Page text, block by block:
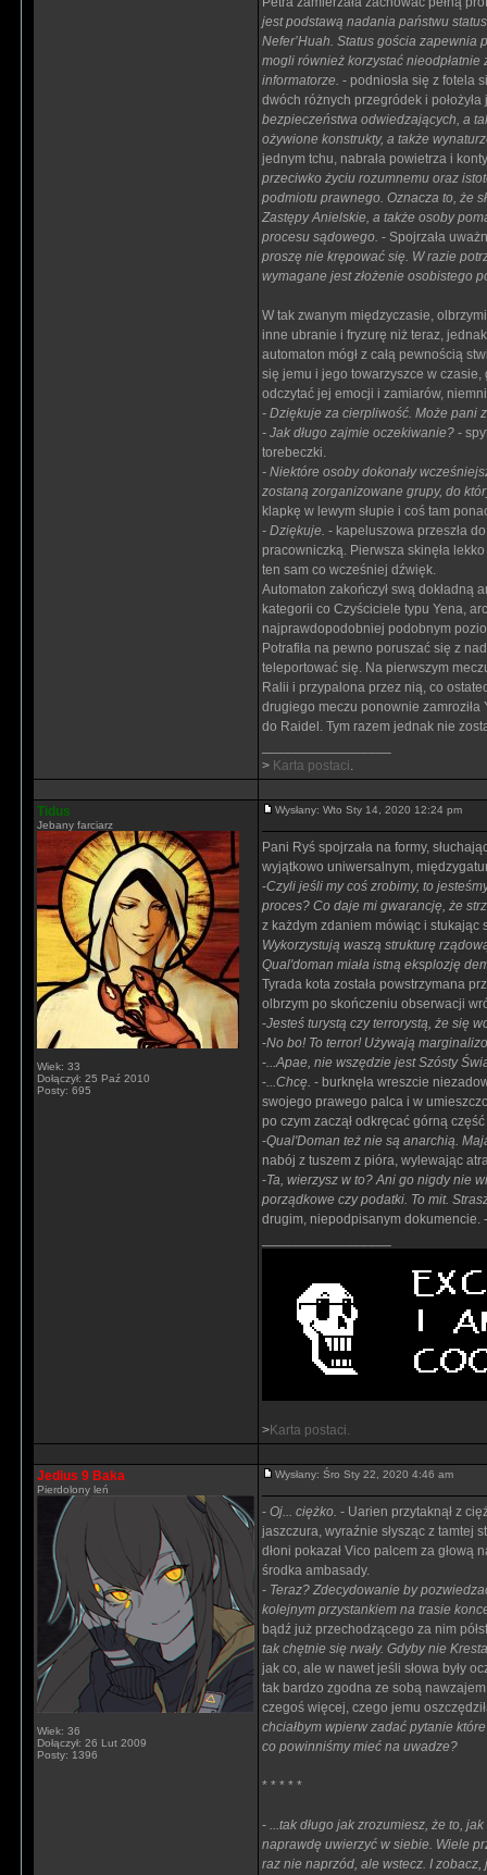
jest podstawą nadania państwu
Nefer’Huah. Status gościa zapewnia
mogli również korzystać nieodpłatnie
informatorze. - podniosła się z fotela
dwóch różnych przegródek i
bezpieczeństwa odwiedzających, a
ożywione konstrukty, a także
jednym tchu, nabrała powietrza i
przeciwko życiu rozumnemu oraz
podmiotu prawnego. Oznacza to, że
Zastępy Anielskie, a także osoby
procesu sądowego. - Spojrzała
proszę nie krępować się. W razie
wymagane jest złożenie osobistego
W tak zwanym międzyczasie,
inne ubranie i fryzurę niż teraz,
automaton mógł z całą pewnością
się jemu i jego towarzyszce w
odczytać jej emocji i zamiarów,
- Dziękuje za cierpliwość. Może pani
- Jak długo zajmie oczekiwanie? -
torebeczki.
- Niektóre osoby dokonały
zostaną zorganizowane grupy, do
klapkę w lewym słupie i coś tam
- Dziękuje. - kapeluszowa przeszła
pracowniczką. Pierwsza skinęła
ten sam co wcześniej dźwięk.
Automaton zakończył swą dokładną
kategorii co Czyściciele typu Yena,
najprawdopodobniej podobnym
Potrafiła na pewno poruszać się z
teleportować się. Na pierwszym
Ralii i przypalona przez nią, co
drugiego meczu ponownie
do Raidel. Tym razem jednak nie
> Karta postaci.
Tidus
Jebany farciarz
Wiek: 33
Dołączył: 25 Paź 2010
Posty: 695
Wysłany: Wto Sty 14, 2020 12:24 pm
Pani Ryś spojrzała na formy,
wyjątkowo uniwersalnym,
-Czyli jeśli my coś zrobimy, to
proces? Co daje mi gwarancję, że
z każdym zdaniem mówiąc i stukając
Wykorzystują waszą strukturę
Qual'doman miała istną eksplozję
Tyrada kota została powstrzymana
olbrzym po skończeniu obserwacji
-Jesteś turystą czy terrorystą, że się
-No bo! To terror! Używają
-...Apae, nie wszędzie jest Szósty
-...Chcę. - burknęła wreszcie
swojego prawego palca i w
po czym zaczął odkręcać górną
-Qual'Doman też nie są anarchią.
nabój z tuszem z pióra, wylewając
-Ta, wierzysz w to? Ani go nigdy nie
porządkowe czy podatki. To mit.
drugim, niepodpisanym dokumencie. -
>Karta postaci.
Jedius 9 Baka
Pierdolony leń
Wiek: 36
Dołączył: 26 Lut 2009
Posty: 1396
Wysłany: Śro Sty 22, 2020 4:46 am
- Oj... ciężko. - Uarien przytaknął z
jaszczura, wyraźnie słysząc z tamtej
dłoni pokazał Vico palcem za
środka ambasady.
- Teraz? Zdecydowanie by
kolejnym przystankiem na trasie
bądź już przechodzącego za nim
tak chętnie się rwały. Gdyby nie
jak co, ale w nawet jeśli słowa były
tak bardzo zgodna ze sobą
czegoś więcej, czego jemu
chciałbym wpierw zadać pytanie
co powinniśmy mieć na uwadze?
* * * * *
- ...tak długo jak zrozumiesz, że to,
naprawdę uwierzyć w siebie. Wiele
raz nie naprzód, ale wstecz. I zobacz,